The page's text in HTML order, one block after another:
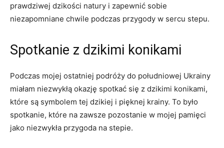
prawdziwej dzikości natury i zapewnić sobie
niezapomniane chwile podczas przygody w sercu stepu.
Spotkanie z dzikimi konikami
Podczas mojej ostatniej podróży do południowej Ukrainy
miałam niezwykłą okazję spotkać się z dzikimi konikami,
które są symbolem tej dzikiej i pięknej krainy. To było
spotkanie, które na zawsze pozostanie w mojej pamięci
jako niezwykła przygoda na stepie.